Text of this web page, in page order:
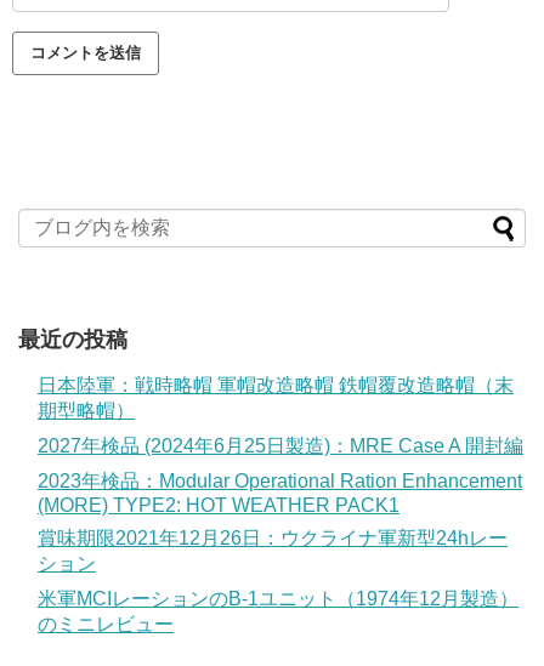
最近の投稿
日本陸軍：戦時略帽 軍帽改造略帽 鉄帽覆改造略帽（末
期型略帽）
2027年検品 (2024年6月25日製造)：MRE Case A 開封編
2023年検品：Modular Operational Ration Enhancement
(MORE) TYPE2: HOT WEATHER PACK1
賞味期限2021年12月26日：ウクライナ軍新型24hレー
ション
米軍MCIレーションのB-1ユニット（1974年12月製造）
のミニレビュー